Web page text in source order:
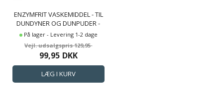
ENZYMFRIT VASKEMIDDEL - TIL
DUNDYNER OG DUNPUDER -
VASKEMIDDEL TIL ULD, DUN
OG SKÅNEVASK
På lager - Levering 1-2 dage
129,95
99,95 DKK